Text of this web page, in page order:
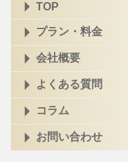
TOP
プラン・料金
会社概要
よくある質問
コラム
お問い合わせ